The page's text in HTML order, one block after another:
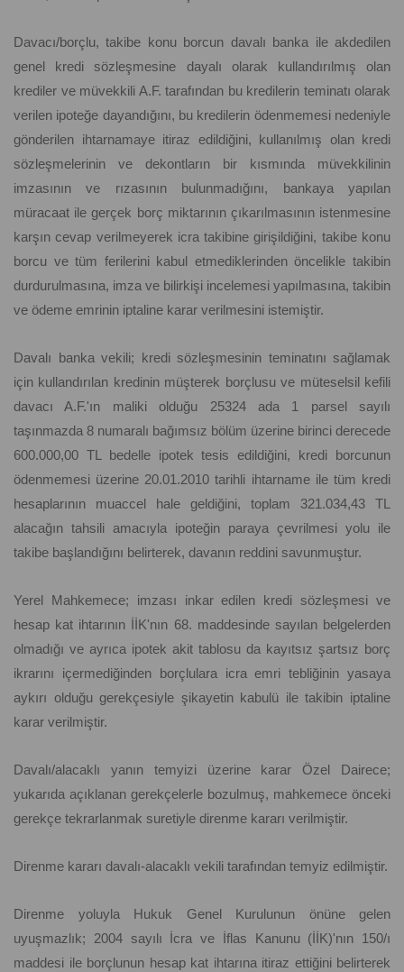
Davacı/borçlu, takibe konu borcun davalı banka ile akdedilen
genel kredi sözleşmesine dayalı olarak kullandırılmış olan
krediler ve müvekkili A.F. tarafından bu kredilerin teminatı olarak
verilen ipoteğe dayandığını, bu kredilerin ödenmemesi nedeniyle
gönderilen ihtarnamaye itiraz edildiğini, kullanılmış olan kredi
sözleşmelerinin ve dekontların bir kısmında müvekkilinin
imzasının ve rızasının bulunmadığını, bankaya yapılan
müracaat ile gerçek borç miktarının çıkarılmasının istenmesine
karşın cevap verilmeyerek icra takibine girişildiğini, takibe konu
borcu ve tüm ferilerini kabul etmediklerinden öncelikle takibin
durdurulmasına, imza ve bilirkişi incelemesi yapılmasına, takibin
ve ödeme emrinin iptaline karar verilmesini istemiştir.
Davalı banka vekili; kredi sözleşmesinin teminatını sağlamak
için kullandırılan kredinin müşterek borçlusu ve müteselsil kefili
davacı A.F.'ın maliki olduğu 25324 ada 1 parsel sayılı
taşınmazda 8 numaralı bağımsız bölüm üzerine birinci derecede
600.000,00 TL bedelle ipotek tesis edildiğini, kredi borcunun
ödenmemesi üzerine 20.01.2010 tarihli ihtarname ile tüm kredi
hesaplarının muaccel hale geldiğini, toplam 321.034,43 TL
alacağın tahsili amacıyla ipoteğin paraya çevrilmesi yolu ile
takibe başlandığını belirterek, davanın reddini savunmuştur.
Yerel Mahkemece; imzası inkar edilen kredi sözleşmesi ve
hesap kat ihtarının İİK'nın 68. maddesinde sayılan belgelerden
olmadığı ve ayrıca ipotek akit tablosu da kayıtsız şartsız borç
ikrarını içermediğinden borçlulara icra emri tebliğinin yasaya
aykırı olduğu gerekçesiyle şikayetin kabulü ile takibin iptaline
karar verilmiştir.
Davalı/alacaklı yanın temyizi üzerine karar Özel Dairece;
yukarıda açıklanan gerekçelerle bozulmuş, mahkemece önceki
gerekçe tekrarlanmak suretiyle direnme kararı verilmiştir.
Direnme kararı davalı-alacaklı vekili tarafından temyiz edilmiştir.
Direnme yoluyla Hukuk Genel Kurulunun önüne gelen
uyuşmazlık; 2004 sayılı İcra ve İflas Kanunu (İİK)'nın 150/ı
maddesi ile borçlunun hesap kat ihtarına itiraz ettiğini belirterek